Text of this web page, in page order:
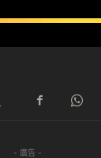
- 廣告 -